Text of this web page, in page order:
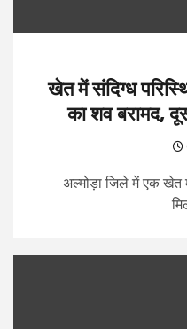
खेत में संदिग्ध
का शव बरामद,
अल्मोड़ा जिले में एक खेत